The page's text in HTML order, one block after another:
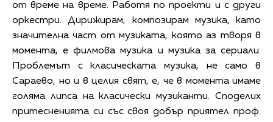
от време на време. Работя по проекти и с други
оркестри. Дирижирам, композирам музика, като
значителна част от музиката, която аз творя в
момента, е филмова музика и музика за сериали.
Проблемът с класическата музика, не само в
Сараево, но и в целия свят, е, че в момента имаме
голяма липса на класически музиканти. Споделих
притесненията си със своя добър приятел проф.